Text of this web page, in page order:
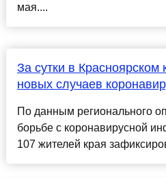
мая....
За сутки в
новых случаев
По данным регионального
борьбе с коронавирусной
107 жителей края